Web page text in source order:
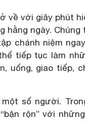
về với giây phút
ngày.
chánh niệm
tiếp tục làm
uống, giao tiếp,
số người.
rộn” với